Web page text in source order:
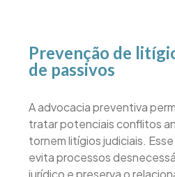
Prevenção de
de passivos
A advocacia preventiva
tratar potenciais conflitos
tornem litígios judiciais.
evita processos
jurídico e preserva o